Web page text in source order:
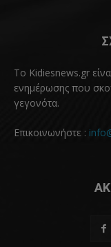
Το Kidiesnews.gr
ενημέρωσης που
γεγονότα.
Επικοινωνήστε :